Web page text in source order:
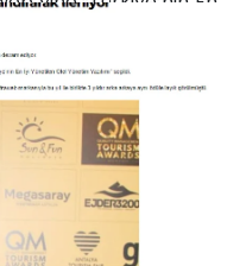
seçildi. Turizm
biri olan ve
Bilişim, Elektraweb